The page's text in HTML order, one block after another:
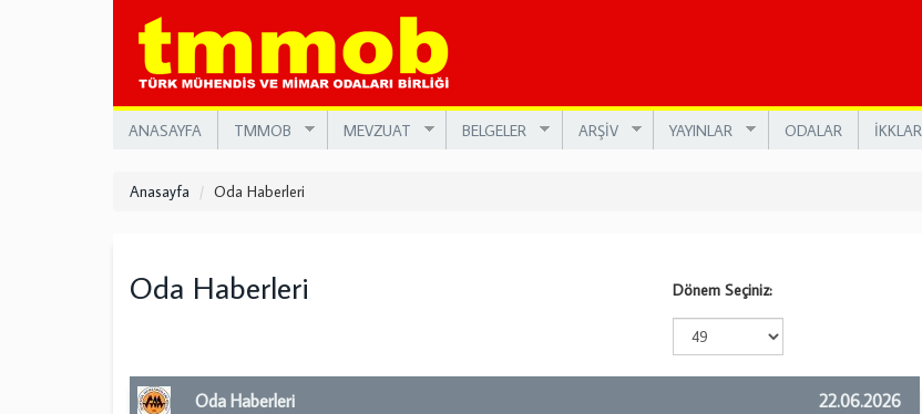
ANASAYFA TMMOB MEVZUAT BELGELER ARŞİV YAYINLAR ODALAR İKKLAR
Anasayfa Oda Haberleri
Oda Haberleri Dönem Seçiniz:
Oda Haberleri 22.06.2026